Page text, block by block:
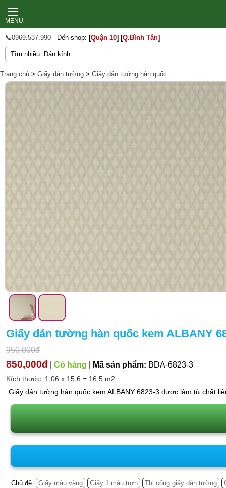
MENU
📞0969.537.990 - Đến shop: [Quận 10] [Q.Bình Tân]
Trang chủ > Giấy dán tường > Giấy dán tường hàn quốc
Giấy dán tường hàn quốc kem ALBANY
950,000đ
850,000đ Có hàng Mã sản phẩm: BDA-6823-3
Kích thước: 1,06 x 15,6 = 16,5 m2
Giấy dán tường hàn quốc kem ALBANY 6823-3 được làm từ chất
Chủ đề: Giấy màu vàng Giấy 1 màu trơn Thi công giấy dán tường